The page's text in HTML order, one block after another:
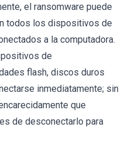
el ransomware puede
todos los dispositivos de
a la computadora.
de
flash, discos duros
inmediatamente; sin
que
de desconectarlo para